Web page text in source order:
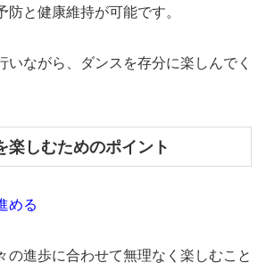
防と健康維持が可能です。
いながら、ダンスを存分に楽しんでく
楽しむためのポイント
める
の進歩に合わせて無理なく楽しむこと